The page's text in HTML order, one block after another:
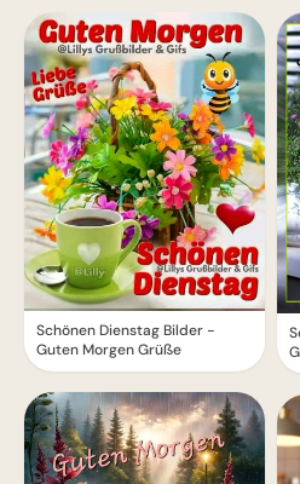
Schönen Dienstag Bilder -
Guten Morgen Grüße